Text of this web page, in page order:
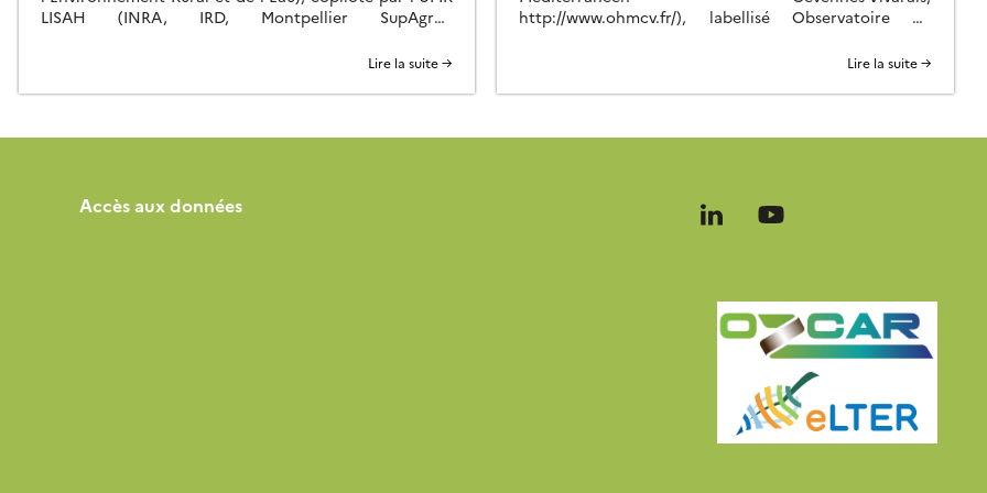
LISAH (INRA, IRD, Montpellier SupAgro),
Montpellier), l’INAT (Tunisia) et l’INRGREF (Tunisia), est
élémentaires, Roujan (Occitanie, France) et Kamech
affectant les hydrosystèmes cultivés et naturels, […]
Lire la suite →
http://www.ohmcv.fr/), labellisé Observatoire de
d’Observation par l’INSU depuis 2006, est piloté par
Grenoble en collaboration avec plusieurs laboratoires
Ferrand, Grenoble, Montpellier, Nice, et Toulouse ainsi
Lire la suite →
Accès aux données